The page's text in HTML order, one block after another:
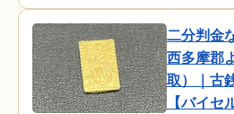
二分判金
西多摩郡
取）｜古
【バイセ